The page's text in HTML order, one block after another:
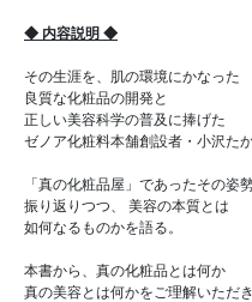
◆ 内容説明 ◆
その生涯を、肌の環境にかなった
良質な化粧品の開発と
正しい美容科学の普及に捧げた
ゼノア化粧料本舗創設者・小沢たか
「真の化粧品屋」であったその姿
振り返りつつ、 美容の本質とは
如何なるものかを語る。
本書から、真の化粧品とは何か
真の美容とは何かをご理解いただき